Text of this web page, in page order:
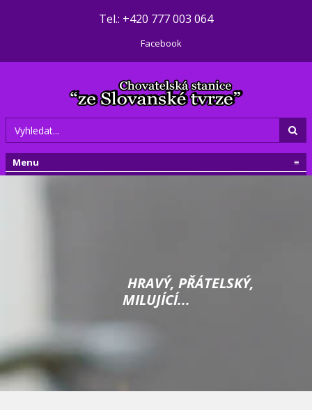
Tel.: +420 777 003 064
Facebook
Menu ≡
HRAVÝ, PŘÁTELSKÝ,
MILUJÍCÍ...